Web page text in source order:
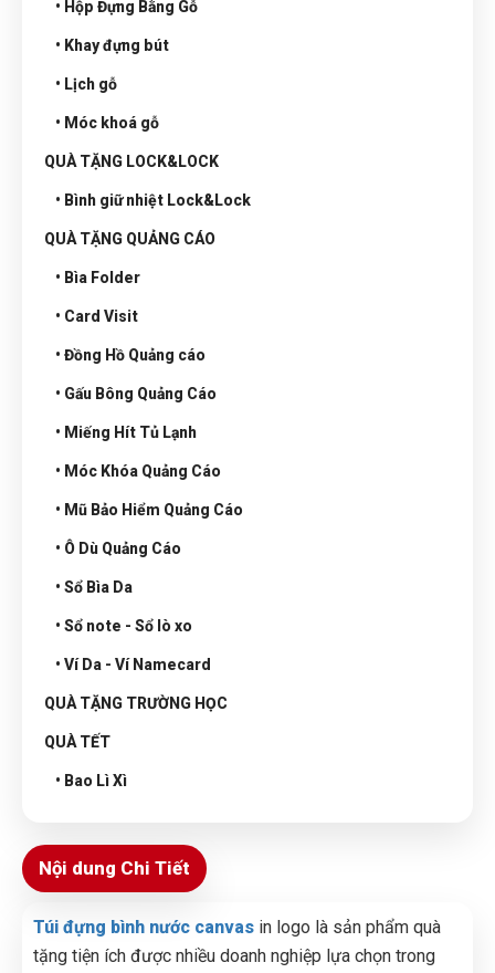
• Hộp Đựng Bằng Gỗ
• Khay đựng bút
• Lịch gỗ
• Móc khoá gỗ
QUÀ TẶNG LOCK&LOCK
• Bình giữ nhiệt Lock&Lock
QUÀ TẶNG QUẢNG CÁO
• Bìa Folder
• Card Visit
• Đồng Hồ Quảng cáo
• Gấu Bông Quảng Cáo
• Miếng Hít Tủ Lạnh
• Móc Khóa Quảng Cáo
• Mũ Bảo Hiểm Quảng Cáo
• Ô Dù Quảng Cáo
• Sổ Bìa Da
• Sổ note - Sổ lò xo
• Ví Da - Ví Namecard
QUÀ TẶNG TRƯỜNG HỌC
QUÀ TẾT
• Bao Lì Xì
Nội dung Chi Tiết
Túi đựng bình nước canvas in logo là sản phẩm quà
tặng tiện ích được nhiều doanh nghiệp lựa chọn trong